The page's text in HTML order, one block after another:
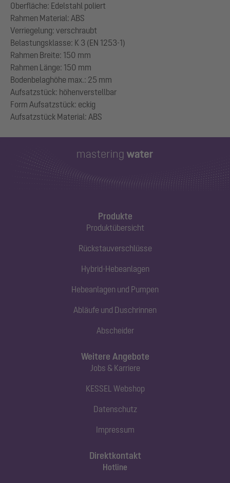
Oberfläche: Edelstahl poliert
Rahmen Material: ABS
Verriegelung: verschraubt
Belastungsklasse: K 3 (EN 1253-1)
Rahmen Breite: 150 mm
Rahmen Länge: 150 mm
Bodenbelaghöhe max.: 25 mm
Aufsatzstück: höhenverstellbar
Form Aufsatzstück: eckig
Produkte
Produktübersicht
Rückstauverschlüsse
Hybrid-Hebeanlagen
Hebeanlagen und Pumpen
Abläufe und Duschrinnen
Abscheider
Direktkontakt
Hotline
Weitere Angebote
Jobs & Karriere
KESSEL Webshop
Datenschutz
Impressum